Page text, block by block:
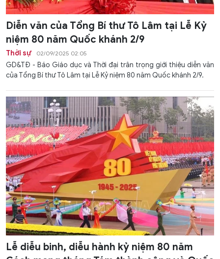
Diễn văn của Tổng Bí thư Tô Lâm tại Lễ Kỷ
niệm 80 năm Quốc khánh 2/9
Thời sự 02/09/2025 02:05
GD&TĐ - Báo Giáo dục và Thời đại trân trọng giới thiệu diễn văn
của Tổng Bí thư Tô Lâm tại Lễ Kỷ niệm 80 năm Quốc khánh 2/9.
Lễ diễu binh, diễu hành kỷ niệm 80 năm